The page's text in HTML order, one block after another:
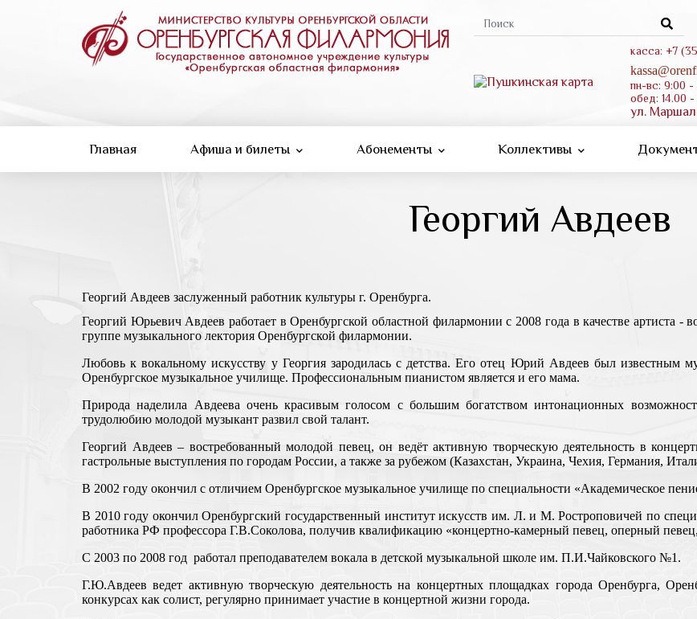
Форма
касса: +7
пн-вс: 9:00 -
обед: 14.00 -
ул.
Главная Афиша и билеты Абонементы Коллективы
Георгий Авдеев
Георгий Авдеев заслуженный работник культуры г. Оренбурга.
Георгий Юрьевич Авдеев работает в Оренбургской областной филармонии с 2008 года в качестве артиста -
группе музыкального лектория Оренбургской филармонии.
Любовь к вокальному искусству у Георгия зародилась с детства. Его отец Юрий Авдеев был известным
Оренбургское музыкальное училище. Профессиональным пианистом является и его мама.
Природа наделила Авдеева очень красивым голосом с большим богатством интонационных
трудолюбию молодой музыкант развил свой талант.
Георгий Авдеев – востребованный молодой певец, он ведёт активную творческую деятельность в
гастрольные выступления по городам России, а также за рубежом (Казахстан, Украина, Чехия, Германия,
В 2002 году окончил с отличием Оренбургское музыкальное училище по специальности «Академическое
В 2010 году окончил Оренбургский государственный институт искусств им. Л. и М. Ростроповичей по
работника РФ профессора Г.В.Соколова, получив квалификацию «концертно-камерный певец, оперный певец,
С 2003 по 2008 год работал преподавателем вокала в детской музыкальной школе им. П.И.Чайковского №1.
Г.Ю.Авдеев ведет активную творческую деятельность на концертных площадках города Оренбурга,
конкурсах как солист, регулярно принимает участие в концертной жизни города.